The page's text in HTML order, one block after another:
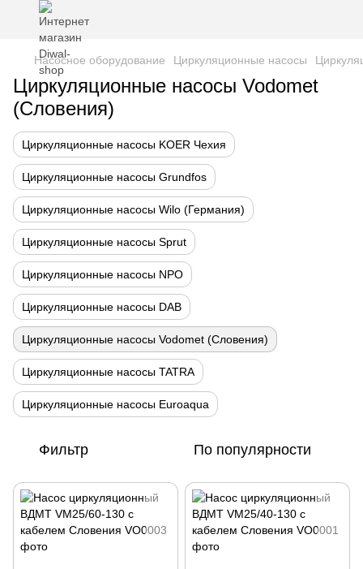
Насосное оборудование Циркуляционные насосы
Циркуляционные насосы Vodomet
(Словения)
Циркуляционные насосы KOER Чехия
Циркуляционные насосы Grundfos
Циркуляционные насосы Wilo (Германия)
Циркуляционные насосы Sprut
Циркуляционные насосы NPO
Циркуляционные насосы DAB
Циркуляционные насосы Vodomet (Словения)
Циркуляционные насосы TATRA
Циркуляционные насосы Euroaqua
Фильтр По популярности